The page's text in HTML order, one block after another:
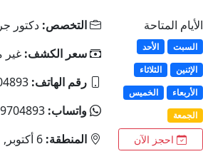
الأيام المتاحة
السبت
الأحد
الإثنين
الثلاثاء
الأربعاء
الخميس
الجمعة
احجز الآن
التخصص: دكتور
سعر الكشف: غير
رقم الهاتف:
واتساب:
المنطقة: 6 أكتوبر, جيزة